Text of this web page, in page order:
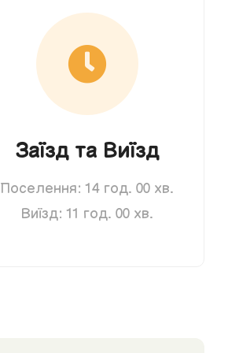
Заїзд та Виїзд
Поселення: 14 год. 00 хв.
Виїзд: 11 год. 00 хв.